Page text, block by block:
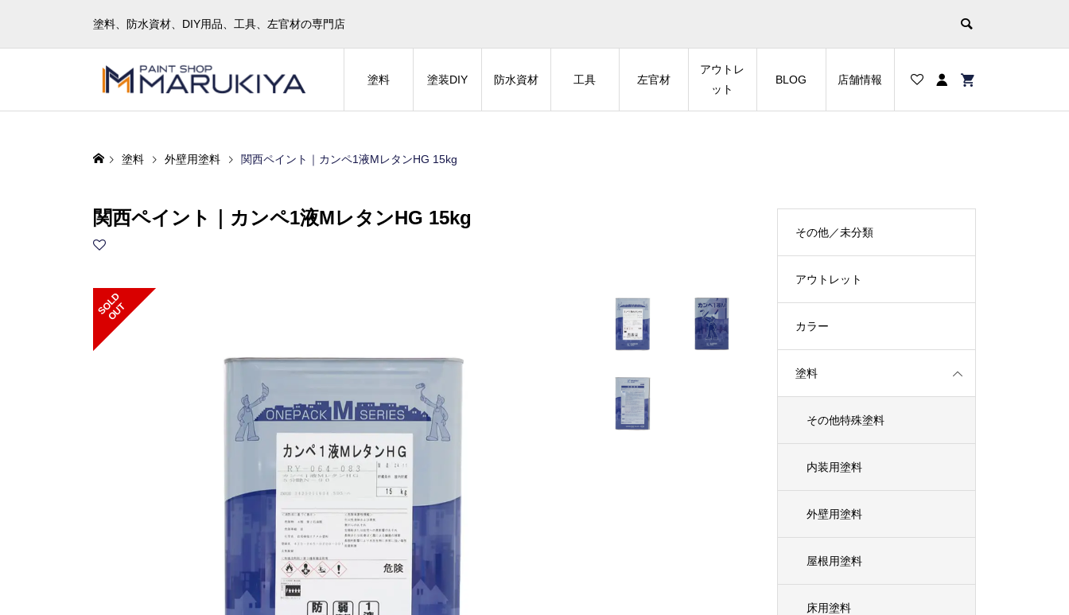
塗料、防水資材、DIY用品、工具、左官材の専門店
塗料 塗装DIY 防水資材 工具 左官材
アウトレ
ット
BLOG 店舗情報
塗料 外壁用塗料 関西ペイント｜カンペ1液MレタンHG 15kg
関西ペイント｜カンペ1液MレタンHG 15kg
S
O
L
D
O
U
T
その他／未分類
アウトレット
カラー
塗料
その他特殊塗料
内装用塗料
外壁用塗料
屋根用塗料
床用塗料